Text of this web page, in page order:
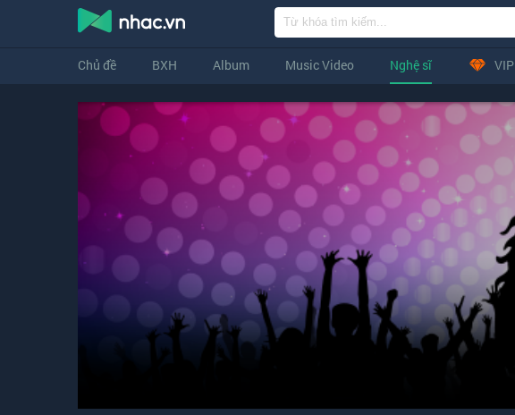
Chủ đề BXH Album Music Video Nghệ sĩ VIP